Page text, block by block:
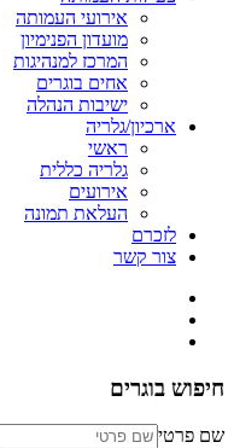
אירועי העמותה
מועדון הפנימיון
המרכז למנהיגות
אחים בוגרים
ישיבות הנהלה
ארכיון/גלריה
ראשי
גלריה כללית
אירועים
העלאת תמונה
לזכרם
צור קשר
חיפוש בוגרים
שם פרטי